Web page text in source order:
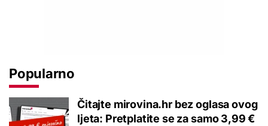
Popularno
Čitajte mirovina.hr bez oglasa ovog
ljeta: Pretplatite se za samo 3,99 €